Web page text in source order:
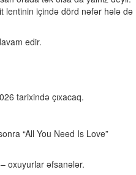
lentinin içində dörd nəfər hələ də
edir.
tarixində çıxacaq.
“All You Need Is Love”
oxuyurlar əfsanələr.